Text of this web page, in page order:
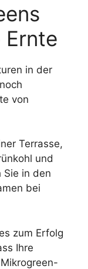
in der
von
Terrasse,
und
Sie in den
bei
zum Erfolg
Ihre